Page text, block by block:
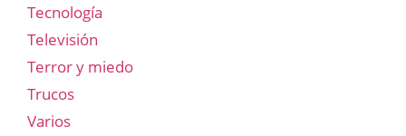
Tecnología
Televisión
Terror y miedo
Trucos
Varios